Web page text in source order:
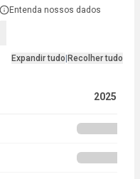
Entenda nossos dados
Expandir tudo Recolher tudo
2025